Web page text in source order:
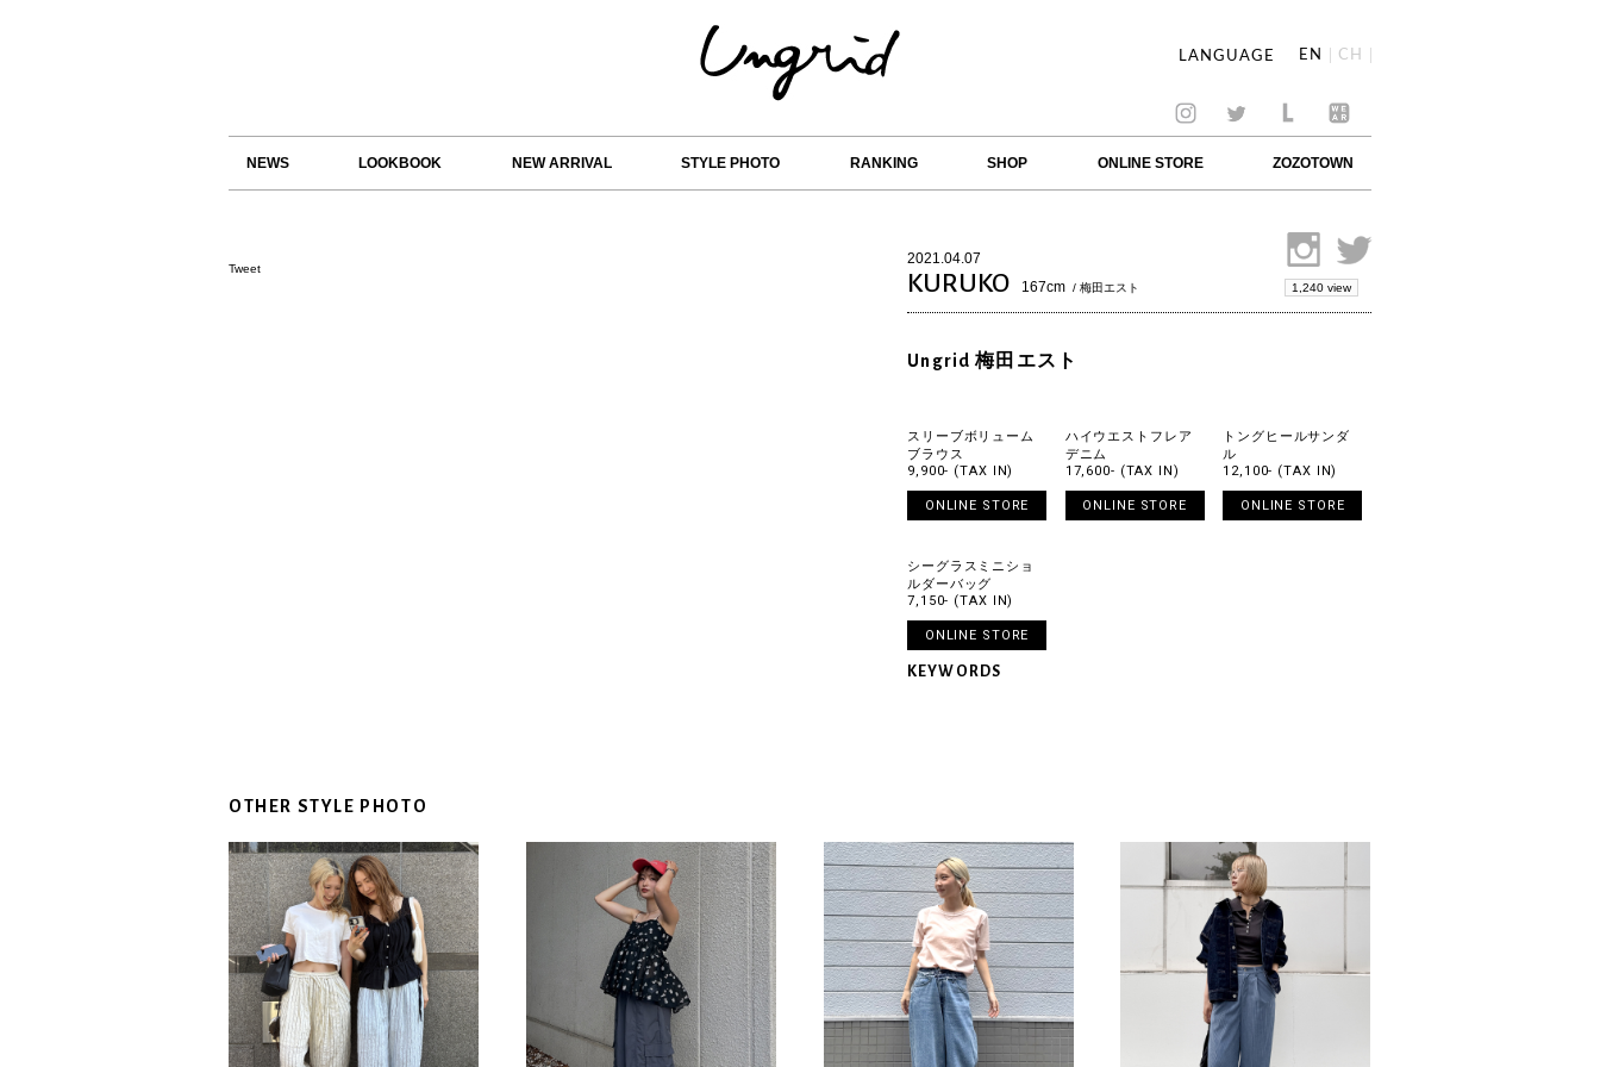
LANGUAGE EN CH
NEWS LOOKBOOK NEW ARRIVAL STYLE PHOTO RANKING SHOP ONLINE STORE ZOZOTOWN
Tweet
2021.04.07
KURUKO 167cm / 梅田エスト 1,240 view
Ungrid 梅田エスト
スリーブボリューム
ブラウス
9,900- (TAX IN)
ONLINE STORE
ハイウエストフレア
デニム
17,600- (TAX IN)
ONLINE STORE
トングヒールサンダ
ル
12,100- (TAX IN)
ONLINE STORE
シーグラスミニショ
ルダーバッグ
7,150- (TAX IN)
ONLINE STORE
KEYWORDS
OTHER STYLE PHOTO